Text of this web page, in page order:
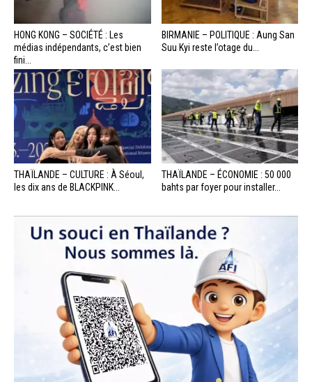
HONG KONG – SOCIÉTÉ : Les
médias indépendants, c’est bien
fini...
BIRMANIE – POLITIQUE : Aung San
Suu Kyi reste l’otage du...
THAÏLANDE – CULTURE : À Séoul,
les dix ans de BLACKPINK...
THAÏLANDE – ÉCONOMIE : 50 000
bahts par foyer pour installer...